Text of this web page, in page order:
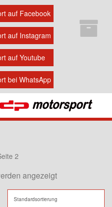
auf Facebook
auf Instagram
auf Youtube
bei WhatsApp
2
angezeigt